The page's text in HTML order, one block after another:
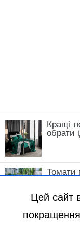
Кращі
обрати
Томати
Цей сайт
покращення